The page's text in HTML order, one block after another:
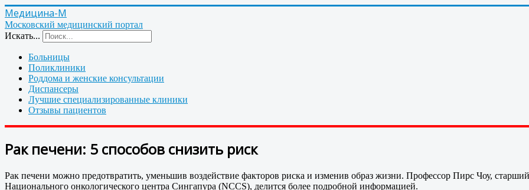
Медицина-М
Московский медицинский портал
Искать...
Больницы
Поликлиники
Роддома и женские консультации
Диспансеры
Лучшие специализированные клиники
Отзывы пациентов
Рак печени: 5 способов снизить риск
Рак печени можно предотвратить, уменьшив воздействие факторов риска и изменив образ жизни. Профессор Пирс Чоу,
Национального онкологического центра Сингапура (NCCS), делится более подробной информацией.